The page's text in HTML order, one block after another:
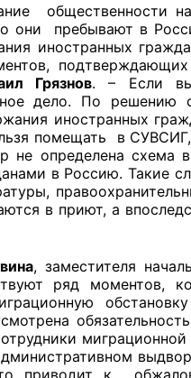
общественности
они пребывают в
иностранных
Грязнов. – Если
дело. По решению
иностранных
помещать в
не определена схема
в Россию. Такие
в приют, а
, заместителя
ряд моментов,
приводит к